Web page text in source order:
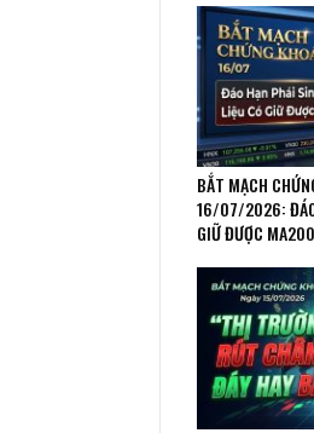
BẮT MẠCH
16/07/2026: ĐÁO
GIỮ ĐƯỢC